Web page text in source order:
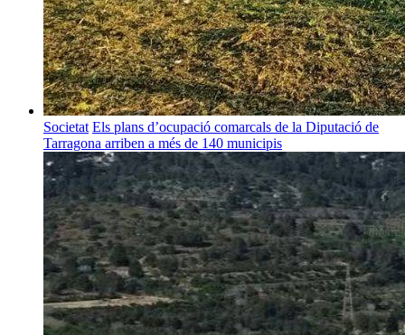
Societat Els plans d’ocupació comarcals de la Diputació de
Tarragona arriben a més de 140 municipis